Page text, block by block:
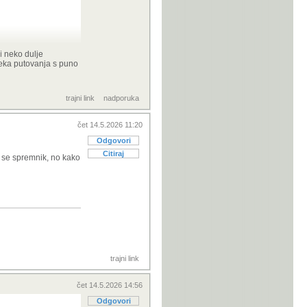
oko
dometa
neko dulje
putovanja s puno
trajni link nadporuka
čet 14.5.2026 11:20
Odgovori
Citiraj
spremnik, no kako
trajni link
čet 14.5.2026 14:56
Odgovori